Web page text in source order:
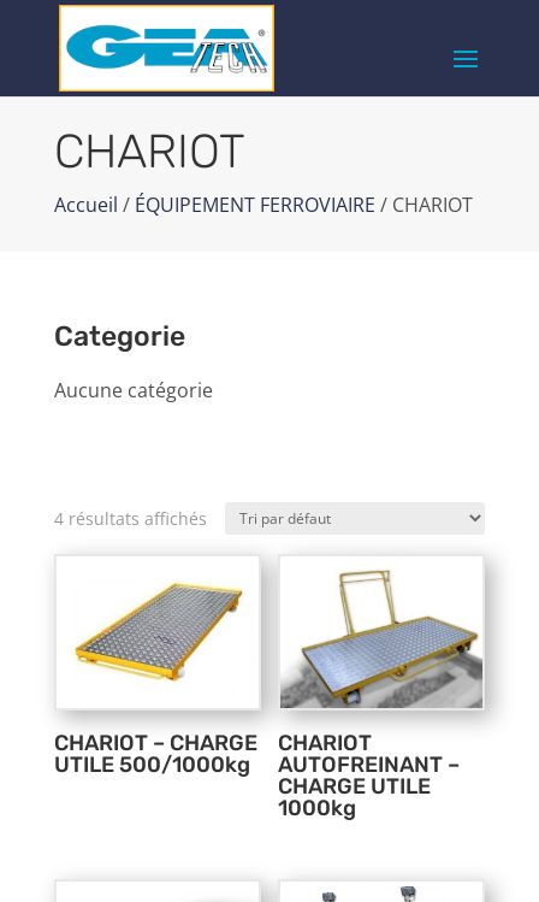
CHARIOT
Accueil / ÉQUIPEMENT FERROVIAIRE / CHARIOT
Categorie
Aucune catégorie
4 résultats affichés
CHARIOT – CHARGE
UTILE 500/1000kg
CHARIOT
AUTOFREINANT –
CHARGE UTILE
1000kg